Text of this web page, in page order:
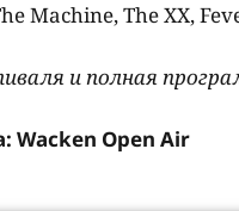
Machine, The XX,
и полная
Wacken Open Air